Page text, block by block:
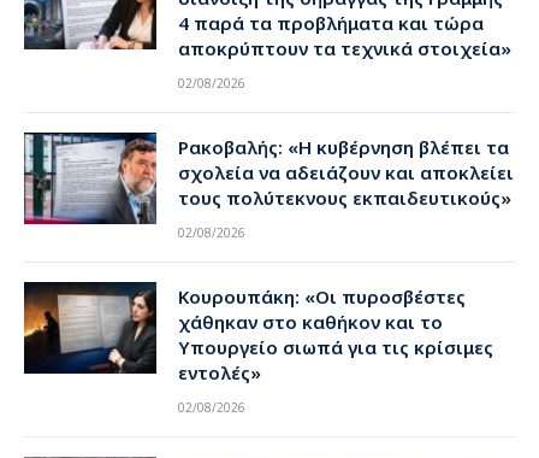
4 παρά τα προβλήματα και τώρα
αποκρύπτουν τα τεχνικά στοιχεία»
02/08/2026
Ρακοβαλής: «Η κυβέρνηση βλέπει τα
σχολεία να αδειάζουν και αποκλείει
τους πολύτεκνους εκπαιδευτικούς»
02/08/2026
Κουρουπάκη: «Οι πυροσβέστες
χάθηκαν στο καθήκον και το
Υπουργείο σιωπά για τις κρίσιμες
εντολές»
02/08/2026